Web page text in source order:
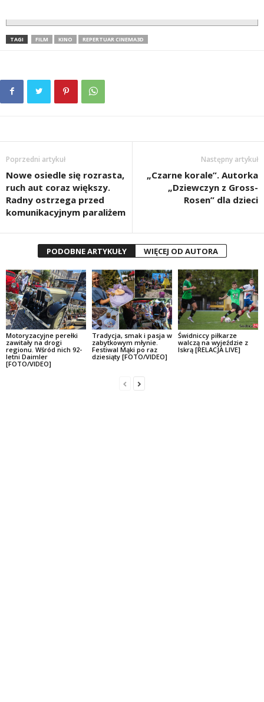
TAGI FILM KINO REPERTUAR CINEMA3D
Poprzedni artykuł
Nowe osiedle się rozrasta,
ruch aut coraz większy.
Radny ostrzega przed
komunikacyjnym paraliżem
Następny artykuł
„Czarne korale”. Autorka
„Dziewczyn z Gross-
Rosen” dla dzieci
PODOBNE ARTYKUŁY WIĘCEJ OD AUTORA
Motoryzacyjne perełki
zawitały na drogi
regionu. Wśród nich 92-
letni Daimler
[FOTO/VIDEO]
Tradycja, smak i pasja w
zabytkowym młynie.
Festiwal Mąki po raz
dziesiąty [FOTO/VIDEO]
Świdniccy piłkarze
walczą na wyjeździe z
Iskrą [RELACJA LIVE]